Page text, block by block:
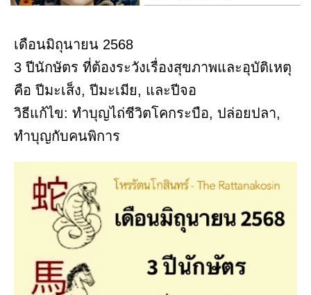
เดือนมิถุนายน 2568
3 ปีนักษัตร ที่ต้องระวังเรื่องสุขภาพและอุบัติเหตุ
คือ ปีมะเส็ง, ปีมะเมีย, และปีจอ
วิธีแก้ไข: ทำบุญไถ่ชีวิตโคกระบือ, ปล่อยปลา,
ทำบุญกับคนพิการ